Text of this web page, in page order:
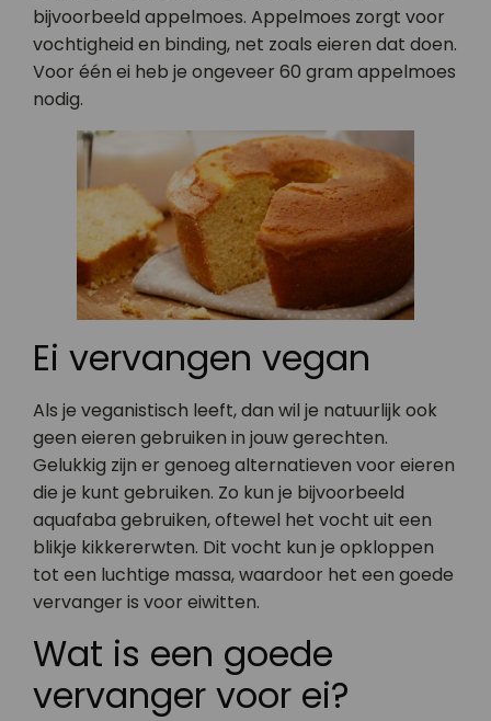
bijvoorbeeld appelmoes. Appelmoes zorgt voor
vochtigheid en binding, net zoals eieren dat doen.
Voor één ei heb je ongeveer 60 gram appelmoes
nodig.
Ei vervangen vegan
Als je veganistisch leeft, dan wil je natuurlijk ook
geen eieren gebruiken in jouw gerechten.
Gelukkig zijn er genoeg alternatieven voor eieren
die je kunt gebruiken. Zo kun je bijvoorbeeld
aquafaba gebruiken, oftewel het vocht uit een
blikje kikkererwten. Dit vocht kun je opkloppen
tot een luchtige massa, waardoor het een goede
vervanger is voor eiwitten.
Wat is een goede
vervanger voor ei?